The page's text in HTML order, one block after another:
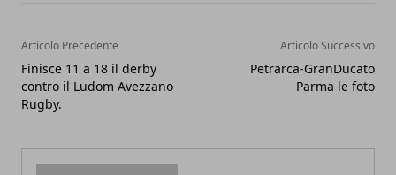
Articolo Precedente
Finisce 11 a 18 il derby
contro il Ludom Avezzano
Articolo Successivo
Petrarca-GranDucato
Parma le foto